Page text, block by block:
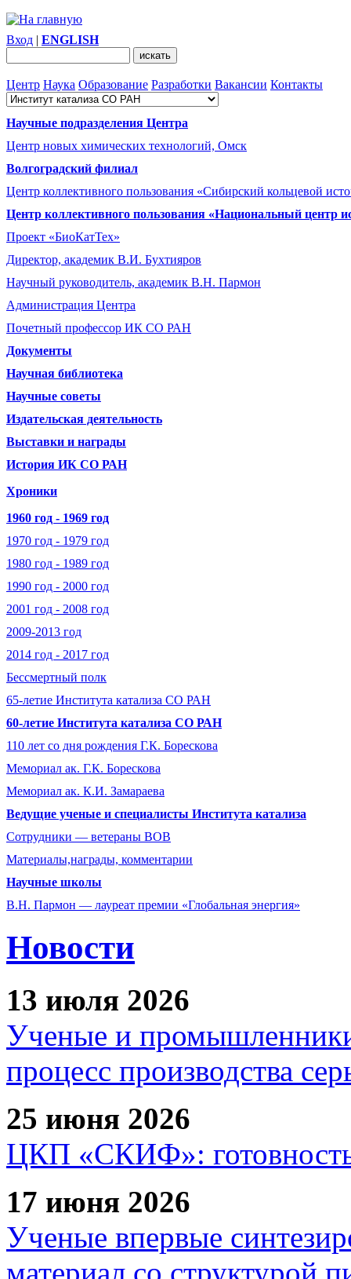
Вход | ENGLISH
Центр Наука Образование Разработки Вакансии Контакты
Научные подразделения Центра
Центр новых химических технологий, Омск
Волгоградский филиал
Центр коллективного пользования «Сибирский кольцевой
Центр коллективного пользования «Национальный центр
Проект «БиоКатТех»
Директор, академик В.И. Бухтияров
Научный руководитель, академик В.Н. Пармон
Администрация Центра
Почетный профессор ИК СО РАН
Документы
Научная библиотека
Научные советы
Издательская деятельность
Выставки и награды
История ИК СО РАН
Хроники
1960 год - 1969 год
1970 год - 1979 год
1980 год - 1989 год
1990 год - 2000 год
2001 год - 2008 год
2009-2013 год
2014 год - 2017 год
Бессмертный полк
65-летие Института катализа СО РАН
60-летие Института катализа СО РАН
110 лет со дня рождения Г.К. Борескова
Мемориал ак. Г.К. Борескова
Мемориал ак. К.И. Замараева
Ведущие ученые и специалисты Института катализа
Сотрудники ― ветераны ВОВ
Материалы,награды, комментарии
Научные школы
В.Н. Пармон — лауреат премии «Глобальная энергия»
Новости
13 июля 2026
Ученые и
процесс производства
25 июня 2026
ЦКП «СКИФ»: готовность
17 июня 2026
Ученые впервые
материал со структурой